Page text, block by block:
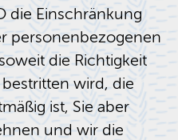
die Ein­schrän­kung
per­so­nen­be­zo­ge­nen
die Rich­tig­keit
wird, die
ist, Sie aber
und wir die